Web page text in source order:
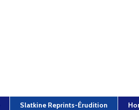
Slatkine Reprints-Érudition